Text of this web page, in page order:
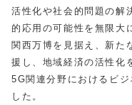
活性化や社会的問題の解
的応用の可能性を無限大
関西万博を見据え、新た
援し、地域経済の活性化
5G関連分野におけるビ
した。